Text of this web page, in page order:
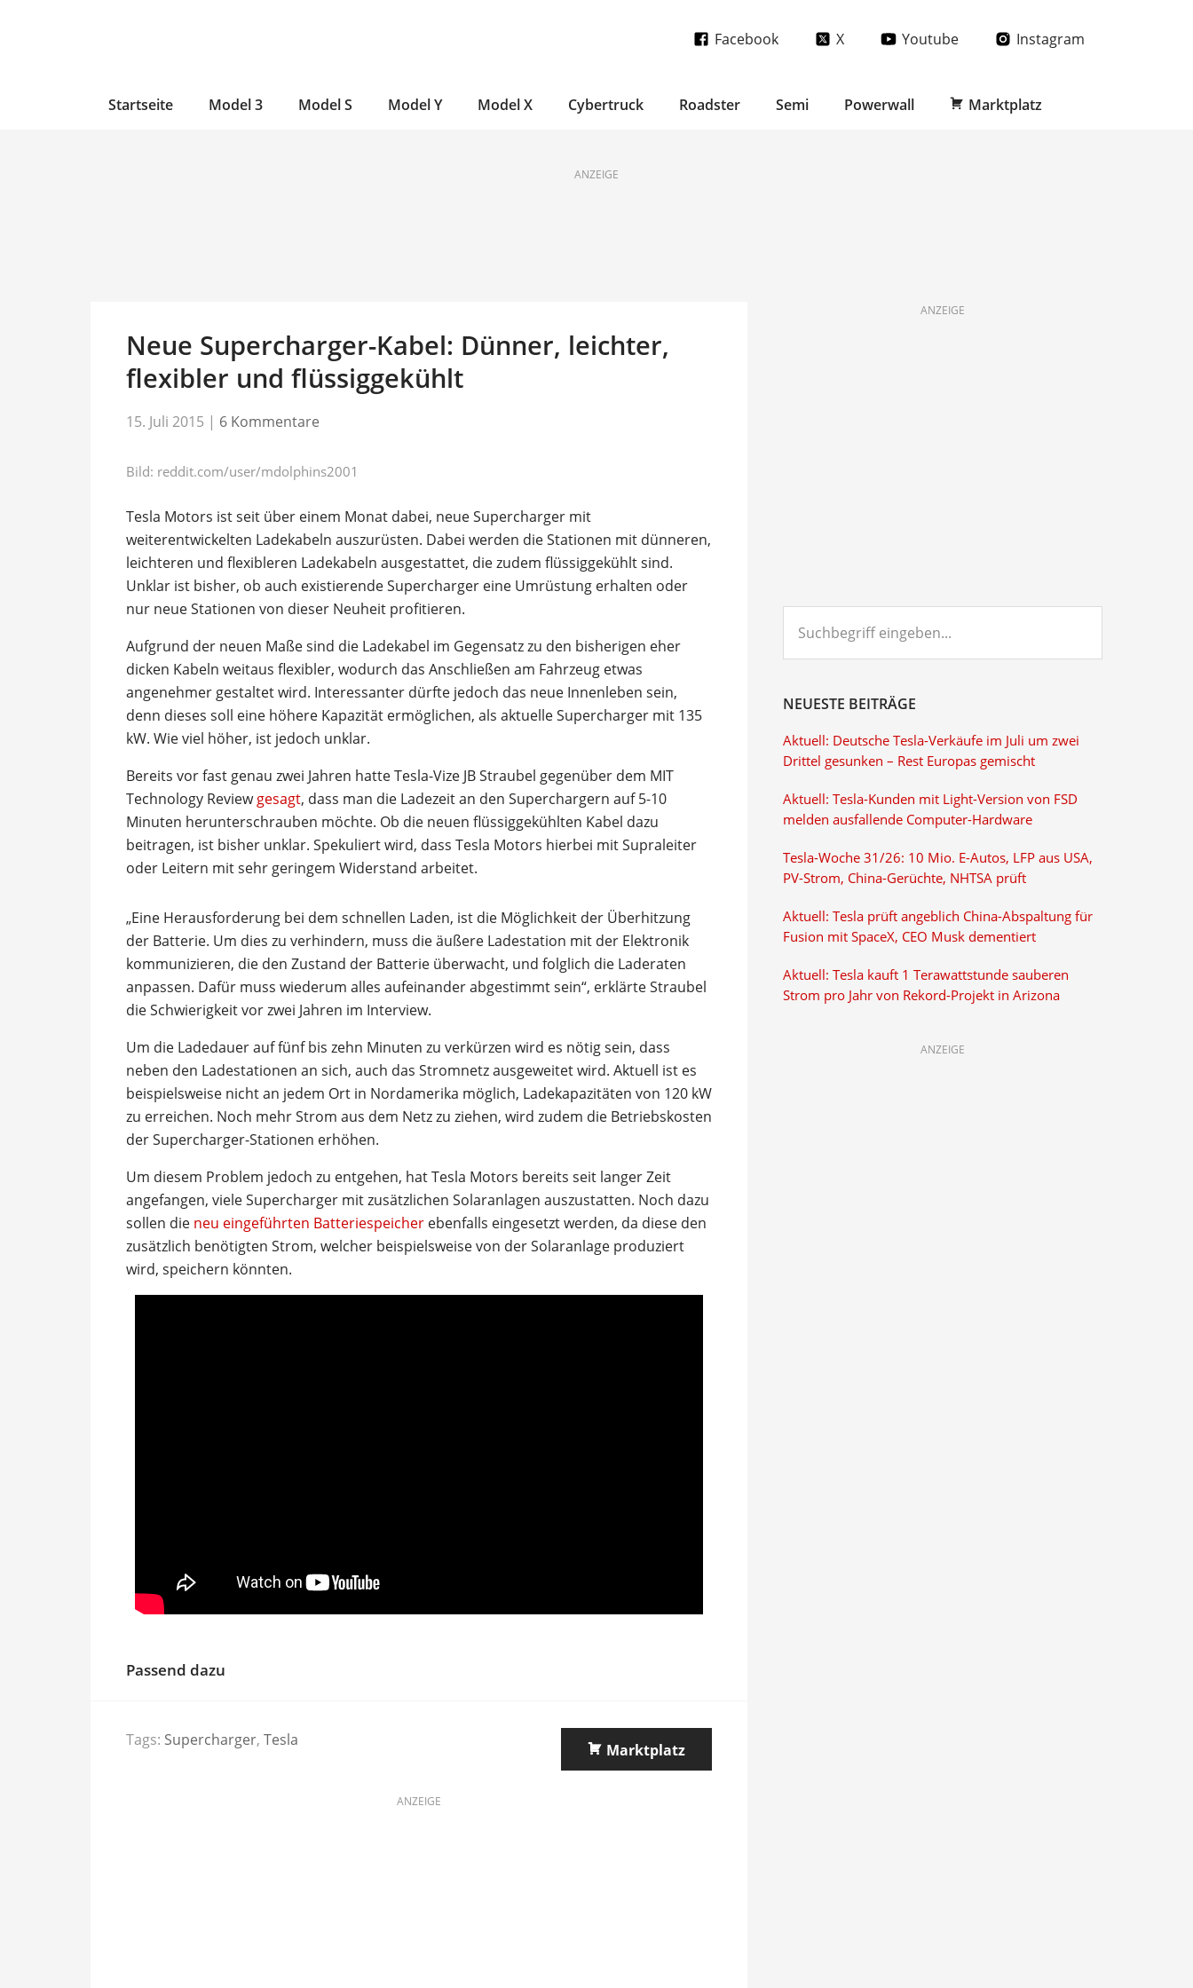
Facebook X Youtube Instagram
Startseite Model 3 Model S Model Y Model X Cybertruck Roadster Semi Powerwall Marktplatz
ANZEIGE
Neue Supercharger-Kabel: Dünner, leichter,
flexibler und flüssiggekühlt
15. Juli 2015 | 6 Kommentare
Bild: reddit.com/user/mdolphins2001
Tesla Motors ist seit über einem Monat dabei, neue Supercharger mit
weiterentwickelten Ladekabeln auszurüsten. Dabei werden die Stationen mit dünneren,
leichteren und flexibleren Ladekabeln ausgestattet, die zudem flüssiggekühlt sind.
Unklar ist bisher, ob auch existierende Supercharger eine Umrüstung erhalten oder
nur neue Stationen von dieser Neuheit profitieren.
Aufgrund der neuen Maße sind die Ladekabel im Gegensatz zu den bisherigen eher
dicken Kabeln weitaus flexibler, wodurch das Anschließen am Fahrzeug etwas
angenehmer gestaltet wird. Interessanter dürfte jedoch das neue Innenleben sein,
denn dieses soll eine höhere Kapazität ermöglichen, als aktuelle Supercharger mit 135
kW. Wie viel höher, ist jedoch unklar.
Bereits vor fast genau zwei Jahren hatte Tesla-Vize JB Straubel gegenüber dem MIT
Technology Reviewgesagt, dass man die Ladezeit an den Superchargern auf 5-10
Minuten herunterschrauben möchte. Ob die neuen flüssiggekühlten Kabel dazu
beitragen, ist bisher unklar. Spekuliert wird, dass Tesla Motors hierbei mit Supraleiter
oder Leitern mit sehr geringem Widerstand arbeitet.
„Eine Herausforderung bei dem schnellen Laden, ist die Möglichkeit der Überhitzung
der Batterie. Um dies zu verhindern, muss die äußere Ladestation mit der Elektronik
kommunizieren, die den Zustand der Batterie überwacht, und folglich die Laderaten
anpassen. Dafür muss wiederum alles aufeinander abgestimmt sein“, erklärte Straubel
die Schwierigkeit vor zwei Jahren im Interview.
Um die Ladedauer auf fünf bis zehn Minuten zu verkürzen wird es nötig sein, dass
neben den Ladestationen an sich, auch das Stromnetz ausgeweitet wird. Aktuell ist es
beispielsweise nicht an jedem Ort in Nordamerika möglich, Ladekapazitäten von 120 kW
zu erreichen. Noch mehr Strom aus dem Netz zu ziehen, wird zudem die Betriebskosten
der Supercharger-Stationen erhöhen.
Um diesem Problem jedoch zu entgehen, hat Tesla Motors bereits seit langer Zeit
angefangen, viele Supercharger mit zusätzlichen Solaranlagen auszustatten. Noch dazu
sollen die neu eingeführten Batteriespeicher ebenfalls eingesetzt werden, da diese den
zusätzlich benötigten Strom, welcher beispielsweise von der Solaranlage produziert
wird, speichern könnten.
Passend dazu
Tags: Supercharger, Tesla
Marktplatz
ANZEIGE
ANZEIGE
eingeben...
NEUESTE BEITRÄGE
Aktuell: Deutsche Tesla-Verkäufe im Juli um zwei
Drittel gesunken – Rest Europas gemischt
Aktuell: Tesla-Kunden mit Light-Version von FSD
melden ausfallende Computer-Hardware
Tesla-Woche 31/26: 10 Mio. E-Autos, LFP aus USA,
PV-Strom, China-Gerüchte, NHTSA prüft
Aktuell: Tesla prüft angeblich China-Abspaltung für
Fusion mit SpaceX, CEO Musk dementiert
Aktuell: Tesla kauft 1 Terawattstunde sauberen
Strom pro Jahr von Rekord-Projekt in Arizona
ANZEIGE